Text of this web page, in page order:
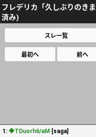
フレデリカ「久しぶりのき
済み)
スレ一覧
最初へ 前へ
1: ◆TDuorh6/aM [saga]